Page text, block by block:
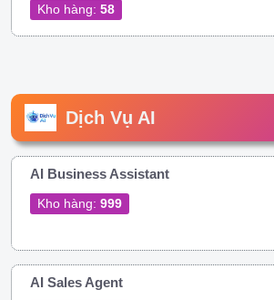
Kho hàng: 58
Dịch Vụ AI
AI Business Assistant
Kho hàng: 999
AI Sales Agent